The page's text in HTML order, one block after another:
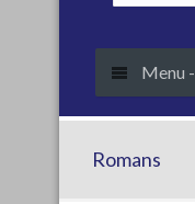
Menu -
Romans